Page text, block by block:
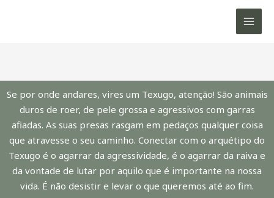
MAIN
Se por onde andares, vires um Texugo, atenção! São animais
duros de roer, de pele grossa e agressivos com garras
afiadas. As suas presas rasgam em pedaços qualquer coisa
que atravesse o seu caminho. Conectar com o arquétipo do
Texugo é o agarrar da agressividade, é o agarrar da raiva e
da vontade de lutar por aquilo que é importante na nossa
vida. É não desistir e levar o que queremos até ao fim.